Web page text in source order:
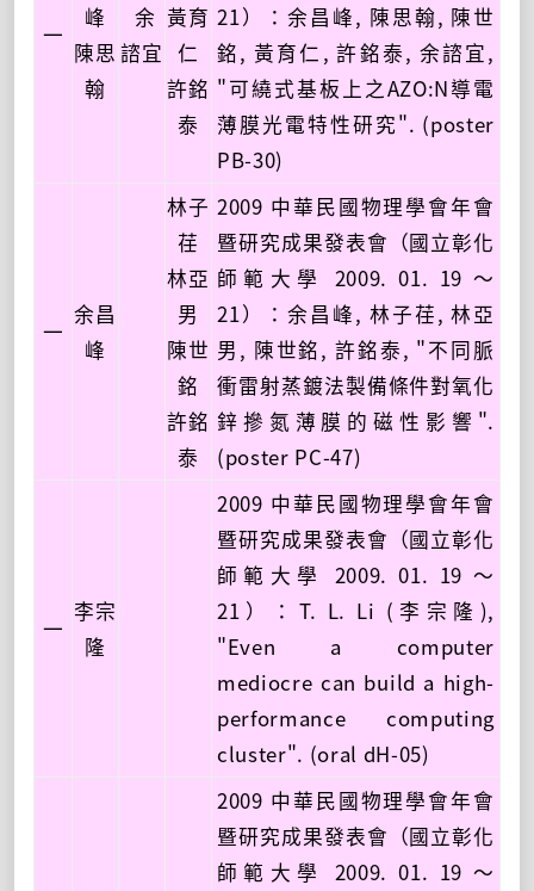
一
峰
陳思
翰
余
諮宜
黃育
仁
許銘
泰
21）：余昌峰, 陳思翰, 陳世
銘, 黃育仁, 許銘泰, 余諮宜,
"可繞式基板上之AZO:N導電
薄膜光電特性研究". (poster
PB-30)
一
余昌
峰
林子
荏
林亞
男
陳世
銘
許銘
泰
2009 中華民國物理學會年會
暨研究成果發表會（國立彰化
師範大學 2009. 01. 19 ～
21）：余昌峰, 林子荏, 林亞
男, 陳世銘, 許銘泰, "不同脈
衝雷射蒸鍍法製備條件對氧化
鋅摻氮薄膜的磁性影響".
(poster PC-47)
一
李宗
隆
2009 中華民國物理學會年會
暨研究成果發表會（國立彰化
師範大學 2009. 01. 19 ～
21）：T. L. Li (李宗隆),
"Even a computer
mediocre can build a high-
performance computing
cluster". (oral dH-05)
2009 中華民國物理學會年會
暨研究成果發表會（國立彰化
師範大學 2009. 01. 19 ～